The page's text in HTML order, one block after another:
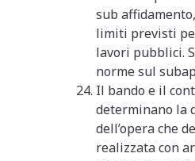
sub
limiti previsti
lavori pubblici.
norme sul
Il bando e il
determinano la
dell’opera che
realizzata con